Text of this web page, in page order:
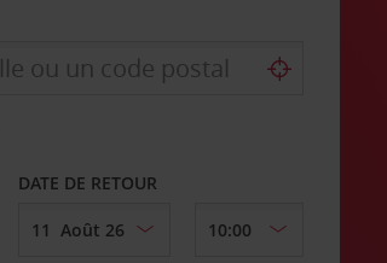
DATE DE RETOUR